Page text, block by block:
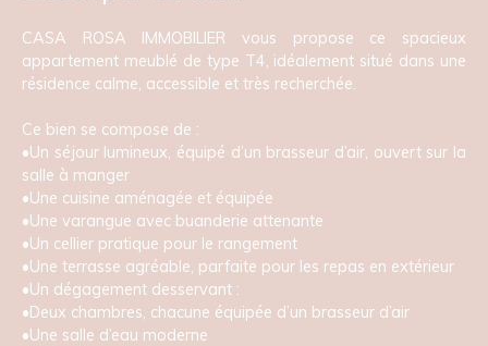
CASA ROSA IMMOBILIER vous propose ce spacieux
appartement meublé de type T4, idéalement situé dans une
résidence calme, accessible et très recherchée.
Ce bien se compose de :
•Un séjour lumineux, équipé d’un brasseur d’air, ouvert sur la
salle à manger
•Une cuisine aménagée et équipée
•Une varangue avec buanderie attenante
•Un cellier pratique pour le rangement
•Une terrasse agréable, parfaite pour les repas en extérieur
•Un dégagement desservant :
•Deux chambres, chacune équipée d’un brasseur d’air
•Une salle d’eau moderne